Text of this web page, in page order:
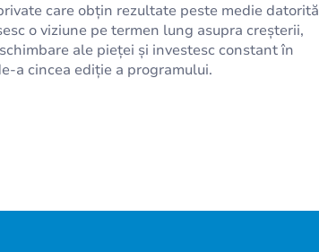
care obțin rezultate peste medie datorită
o viziune pe termen lung asupra creșterii,
ale pieței și investesc constant în
a cincea ediție a programului.